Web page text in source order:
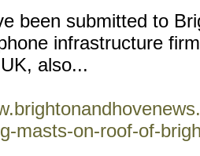
been submitted to
infrastructure
also...
masts-on-roof-of-